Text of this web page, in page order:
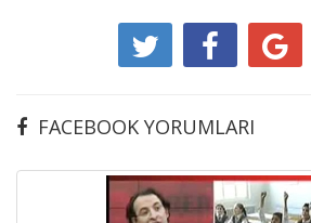
FACEBOOK YORUMLARI